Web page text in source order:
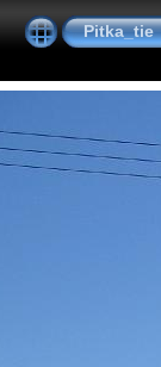
Pitka_tie